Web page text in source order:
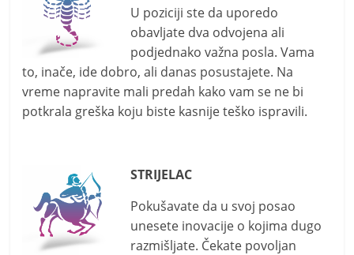
U poziciji ste da uporedo
obavljate dva odvojena ali
podjednako važna posla. Vama
to, inače, ide dobro, ali danas posustajete. Na
vreme napravite mali predah kako vam se ne bi
potkrala greška koju biste kasnije teško ispravili.
STRIJELAC
Pokušavate da u svoj posao
unesete inovacije o kojima dugo
razmišljate. Čekate povoljan